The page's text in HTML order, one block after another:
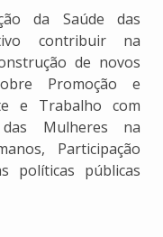
da Saúde das
contribuir na
de novos
Promoção e
e Trabalho com
Mulheres na
Participação
políticas públicas